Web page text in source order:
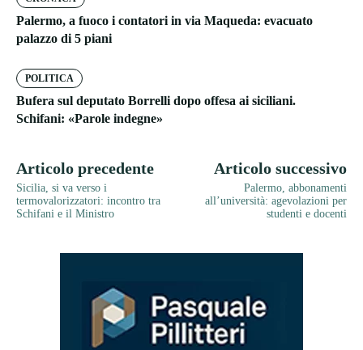
Palermo, a fuoco i contatori in via Maqueda: evacuato
palazzo di 5 piani
POLITICA
Bufera sul deputato Borrelli dopo offesa ai siciliani.
Schifani: «Parole indegne»
Articolo precedente
Sicilia, si va verso i
termovalorizzatori: incontro tra
Schifani e il Ministro
Articolo successivo
Palermo, abbonamenti
all’università: agevolazioni per
studenti e docenti